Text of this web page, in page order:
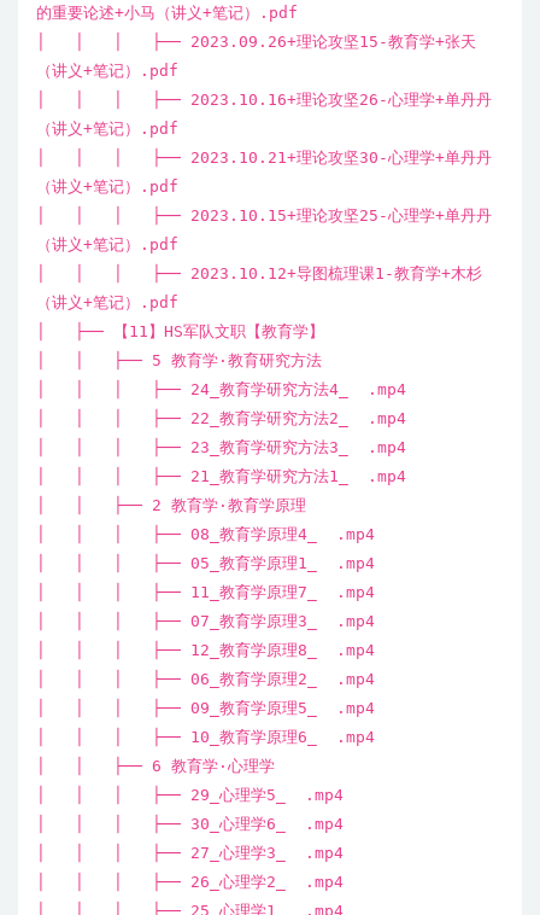
的重要论述+小马（讲义+笔记）.pdf
│ │ │ ├── 2023.09.26+理论攻坚15-教育学+张天
（讲义+笔记）.pdf
│ │ │ ├── 2023.10.16+理论攻坚26-心理学+单丹丹
（讲义+笔记）.pdf
│ │ │ ├── 2023.10.21+理论攻坚30-心理学+单丹丹
（讲义+笔记）.pdf
│ │ │ ├── 2023.10.15+理论攻坚25-心理学+单丹丹
（讲义+笔记）.pdf
│ │ │ ├── 2023.10.12+导图梳理课1-教育学+木杉
（讲义+笔记）.pdf
│ ├── 【11】HS军队文职【教育学】
│ │ ├── 5 教育学·教育研究方法
│ │ │ ├── 24_教育学研究方法4_ .mp4
│ │ │ ├── 22_教育学研究方法2_ .mp4
│ │ │ ├── 23_教育学研究方法3_ .mp4
│ │ │ ├── 21_教育学研究方法1_ .mp4
│ │ ├── 2 教育学·教育学原理
│ │ │ ├── 08_教育学原理4_ .mp4
│ │ │ ├── 05_教育学原理1_ .mp4
│ │ │ ├── 11_教育学原理7_ .mp4
│ │ │ ├── 07_教育学原理3_ .mp4
│ │ │ ├── 12_教育学原理8_ .mp4
│ │ │ ├── 06_教育学原理2_ .mp4
│ │ │ ├── 09_教育学原理5_ .mp4
│ │ │ ├── 10_教育学原理6_ .mp4
│ │ ├── 6 教育学·心理学
│ │ │ ├── 29_心理学5_ .mp4
│ │ │ ├── 30_心理学6_ .mp4
│ │ │ ├── 27_心理学3_ .mp4
│ │ │ ├── 26_心理学2_ .mp4
│ │ │ ├── 25_心理学1_ .mp4